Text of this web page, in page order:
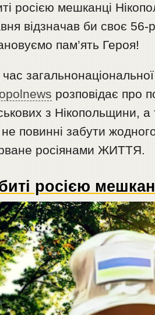
росією мешканці
відзначав би своє
пам’ять Героя!
час
розповідає про
з Нікопольщини, а
повинні забути
росіянами ЖИТТЯ.
росією